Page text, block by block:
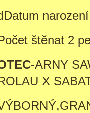
štěnat 2
-ARNY
X